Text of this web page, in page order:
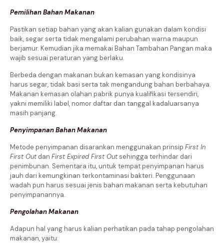
Pemilihan Bahan Makanan
Pastikan setiap bahan yang akan kalian gunakan dalam kondisi
baik, segar serta tidak mengalami perubahan warna maupun
berjamur. Kemudian jika memakai Bahan Tambahan Pangan maka
wajib sesuai peraturan yang berlaku.
Berbeda dengan makanan bukan kemasan yang kondisinya
harus segar, tidak basi serta tak mengandung bahan berbahaya.
Makanan kemasan olahan pabrik punya kualifikasi tersendiri,
yakni memiliki label, nomor daftar dan tanggal kadaluarsanya
masih panjang.
Penyimpanan Bahan Makanan
Metode penyimpanan disarankan menggunakan prinsip First In
First Out dan First Expired First Outsehingga terhindar dari
penimbunan. Sementara itu, untuk tempat penyimpanan harus
jauh dari kemungkinan terkontaminasi bakteri. Penggunaan
wadah pun harus sesuai jenis bahan makanan serta kebutuhan
penyimpanannya.
Pengolahan Makanan
Adapun hal yang harus kalian perhatikan pada tahap pengolahan
makanan, yaitu: